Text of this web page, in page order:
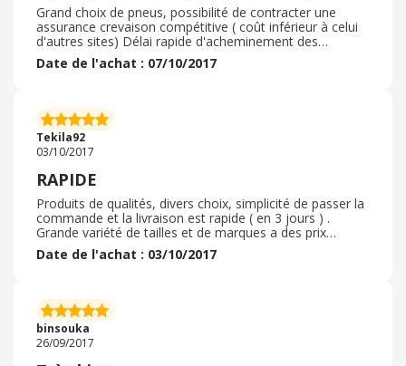
Grand choix de pneus, possibilité de contracter une
assurance crevaison compétitive ( coût inférieur à celui
d'autres sites) Délai rapide d'acheminement des
pneumatiques Nombreux garages pour le montage à
prix compétitifs
Date de l'achat : 07/10/2017
Tekila92
03/10/2017
RAPIDE
Produits de qualités, divers choix, simplicité de passer la
commande et la livraison est rapide ( en 3 jours ) .
Grande variété de tailles et de marques a des prix
battant toutes concurrences. J'ai effectuer 2 commandes
aucun regret.
Date de l'achat : 03/10/2017
binsouka
26/09/2017